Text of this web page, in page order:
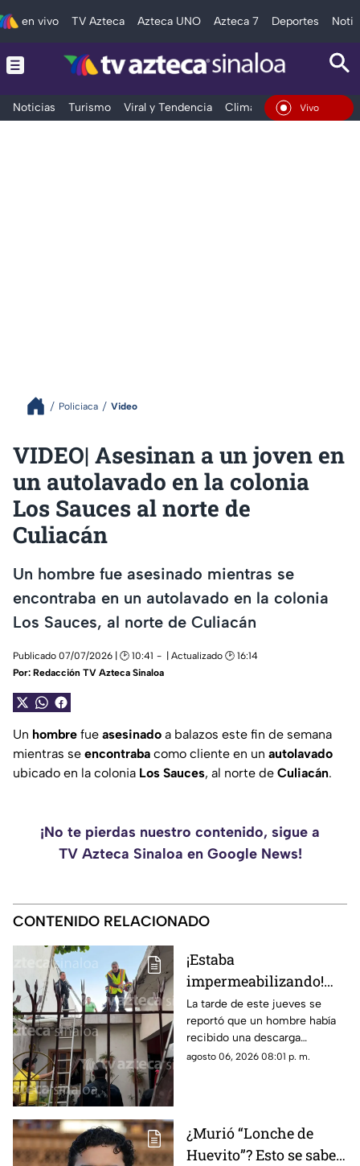
en vivo TV Azteca Azteca UNO Azteca 7 Deportes
Noticias Turismo Viral y Tendencia Clima Deportes
En Vivo
Policiaca Video
VIDEO| Asesinan a un joven en
un autolavado en la colonia
Los Sauces al norte de
Culiacán
Un hombre fue asesinado mientras se
encontraba en un autolavado en la colonia
Los Sauces, al norte de Culiacán
Publicado 07/07/2026 | 🕑 10:41
| Actualizado 🕑 16:14
Por: Redacción TV Azteca Sinaloa
Un hombre fue asesinado a balazos este fin de semana
mientras se encontraba como cliente en un autolavado
ubicado en la colonia Los Sauces, al norte de Culiacán.
¡No te pierdas nuestro contenido, sigue a
TV Azteca Sinaloa en Google News!
CONTENIDO RELACIONADO
¡Estaba
impermeabilizando!
Hombre recibe
descarga eléctrica en la
colonia Álamos Uno, en
Los Mochis
La tarde de este jueves se
reportó que un hombre había
recibido una descarga
eléctrica mientras se
agosto 06, 2026 08:01 p. m.
¿Murió “Lonche de
Huevito”? Esto se sabe